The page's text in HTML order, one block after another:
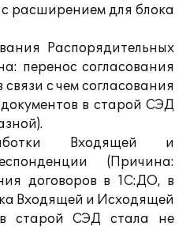
расширением для блока
Распорядительных
перенос согласования
с чем согласования
в старой СЭД
Входящей и
(Причина:
договоров в 1С:ДО, в
Входящей и Исходящей
в старой СЭД стала не